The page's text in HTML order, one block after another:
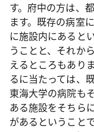
す。府中の方は、
ます。既存の病室
に施設内にあると
うことと、それか
えるところもあり
るに当たっては、
東海大学の病院も
ある施設をそちら
があるということ